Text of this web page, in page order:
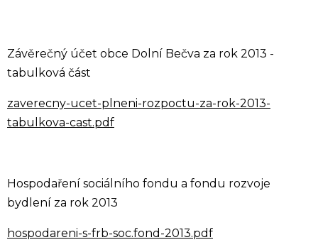
Závěrečný účet obce Dolní Bečva za rok 2013 -
tabulková část
zaverecny-ucet-plneni-rozpoctu-za-rok-2013-
tabulkova-cast.pdf
Hospodaření sociálního fondu a fondu rozvoje
bydlení za rok 2013
hospodareni-s-frb-soc.fond-2013.pdf